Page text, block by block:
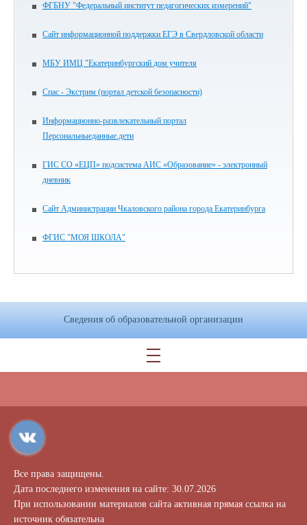
ФГБНУ "Федеральный институт педагогических измерений"
Сайт информационной поддержки ЕГЭ в Свердловской области
МБУ ИМЦ "Екатеринбургский дом учителя
Спас - Экстрим (портал детской безопасности)
Информационно-развлекательный портал
Персональныеданные.дети
ГИС СО «ЕЦП» подсистема АИС «Образование» - электронный
дневник
Сайт Администрации Чкаловского района города Екатеринбурга
ФГИС "МОЯ ШКОЛА"
Сведения об образовательной организации
Все права защищены.
Дата последнего изменения на сайте: 30.07.2026
При использовании материалов сайта активная прямая ссылка на
источник обязательна